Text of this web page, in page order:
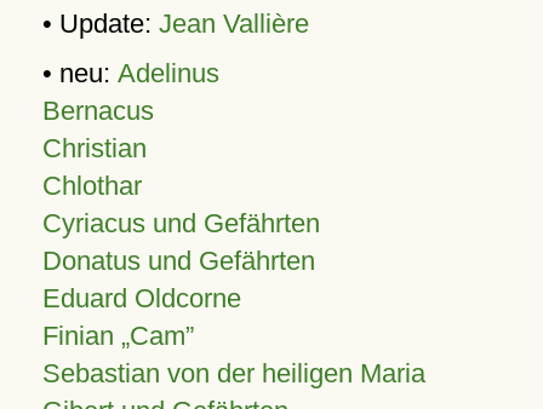
• Update: Jean Vallière
• neu: Adelinus
Bernacus
Christian
Chlothar
Cyriacus und Gefährten
Donatus und Gefährten
Eduard Oldcorne
Finian Cam
Sebastian von der heiligen Maria